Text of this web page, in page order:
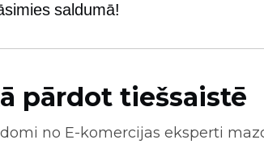
saldumā!
pārdot tiešsaistē
no E-komercijas eksperti